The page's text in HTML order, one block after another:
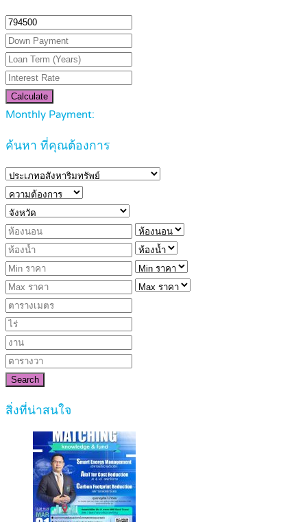
Calculate
Monthly Payment:
ค้นหา ที่คุณต้องการ
Search
สิ่งที่น่าสนใจ